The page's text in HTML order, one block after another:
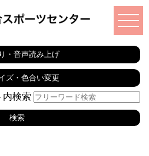
・音声読み上げ
ズ・色合い変更
内検索